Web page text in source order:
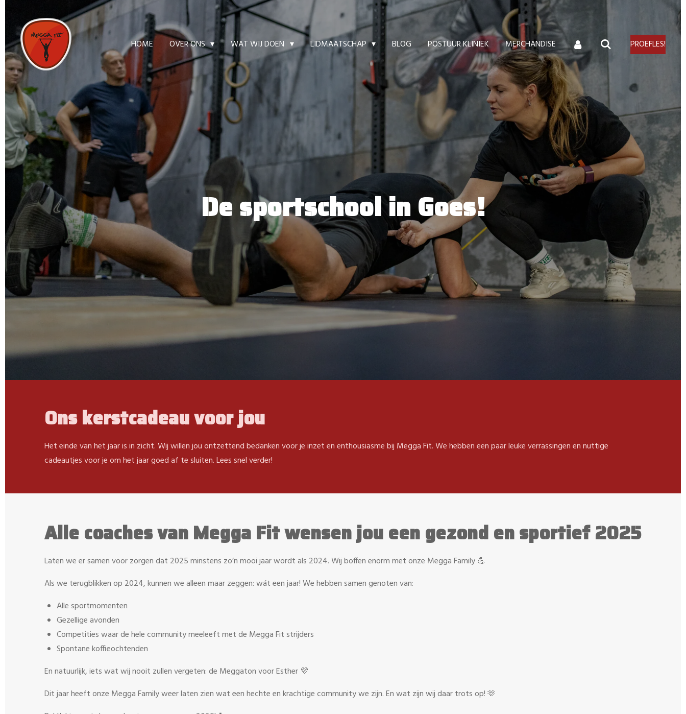
direct
naar
de
hoofdinhoud
HOME OVER ONS WAT WIJ DOEN LIDMAATSCHAP BLOG POSTUUR KLINIEK MERCHANDISE PROEFLES!
De sportschool in Goes!
Ons kerstcadeau voor jou
Het einde van het jaar is in zicht. Wij willen jou ontzettend bedanken voor je inzet en enthousiasme bij Megga Fit. We hebben een paar leuke verrassingen en nuttige
cadeautjes voor je om het jaar goed af te sluiten. Lees snel verder!
Alle coaches van Megga Fit wensen jou een gezond en sportief 2025
Laten we er samen voor zorgen dat 2025 minstens zo’n mooi jaar wordt als 2024. Wij boffen enorm met onze Megga Family 💪
Als we terugblikken op 2024, kunnen we alleen maar zeggen: wát een jaar! We hebben samen genoten van:
Alle sportmomenten
Gezellige avonden
Competities waar de hele community meeleeft met de Megga Fit strijders
Spontane koffieochtenden
En natuurlijk, iets wat wij nooit zullen vergeten: de Meggaton voor Esther 💜
Dit jaar heeft onze Megga Family weer laten zien wat een hechte en krachtige community we zijn. En wat zijn wij daar trots op! 🫶